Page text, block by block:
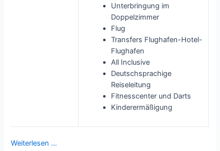
Unterbringung im
Doppelzimmer
Flug
Transfers Flughafen-Hotel-
Flughafen
All Inclusive
Deutschsprachige
Reiseleitung
Fitnesscenter und Darts
Kinderermäßigung
Weiterlesen …